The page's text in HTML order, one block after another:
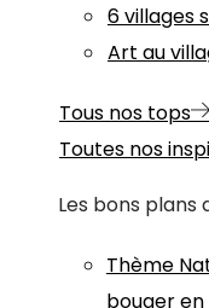
6 villages
Art au
Tous nos tops
Toutes nos
Les bons plans
Thème
bouger